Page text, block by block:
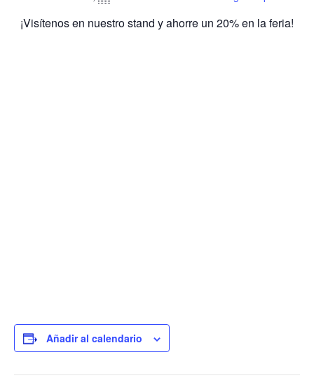
¡Visítenos en nuestro stand y ahorre un 20% en la feria!
Añadir al calendario